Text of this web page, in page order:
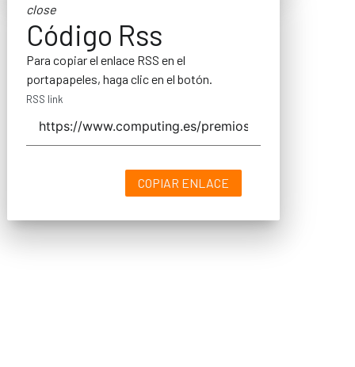
close
Código Rss
Para copiar el enlace RSS en el
portapapeles, haga clic en el botón.
RSS link
COPIAR ENLACE